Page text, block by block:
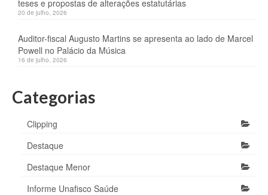
teses e propostas de alterações estatutárias
20 de julho, 2026
Auditor-fiscal Augusto Martins se apresenta ao lado de Marcel
Powell no Palácio da Música
16 de julho, 2026
Categorias
Clipping
Destaque
Destaque Menor
Informe Unafisco Saúde